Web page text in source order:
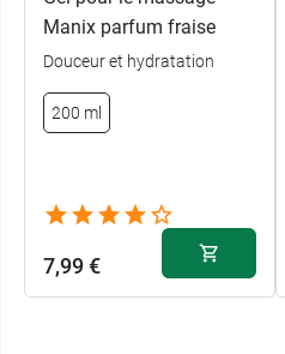
Manix parfum fraise
Douceur et hydratation
200 ml
7,99 €